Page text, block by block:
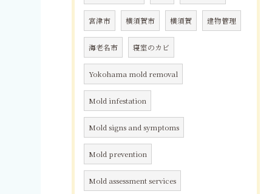
宮津市 横須賀市 横須賀 建物管理
海老名市 寝室のカビ
Yokohama mold removal
Mold infestation
Mold signs and symptoms
Mold prevention
Mold assessment services